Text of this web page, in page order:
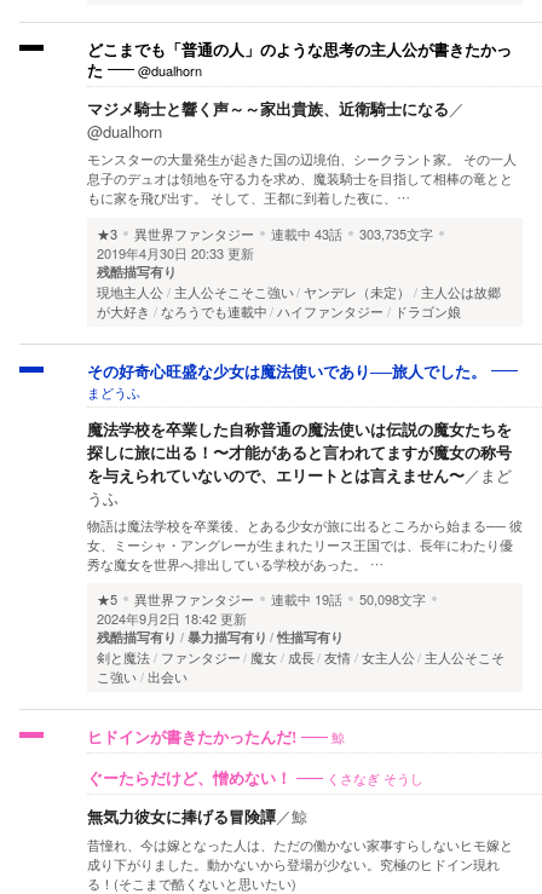
どこまでも「普通の人」のような思考の主人公が書きたかっ
た
@dualhorn
マジメ騎士と響く声～～家出貴族、近衛騎士になる／
@dualhorn
モンスターの大量発生が起きた国の辺境伯、シークラント家。 その一人
息子のデュオは領地を守る力を求め、魔装騎士を目指して相棒の竜とと
もに家を飛び出す。 そして、王都に到着した夜に、…
★3
異世界ファンタジー 連載中 43話
303,735文字
2019年4月30日 20:33 更新
残酷描写有り
現地主人公 主人公そこそこ強い ヤンデレ（未定）
主人公は故郷
が大好き
なろうでも連載中 ハイファンタジー ドラゴン娘
その好奇心旺盛な少女は魔法使いであり──旅人でした。
まどうふ
魔法学校を卒業した自称普通の魔法使いは伝説の魔女たちを
探しに旅に出る！〜才能があると言われてますが魔女の称号
を与えられていないので、エリートとは言えません〜／ まど
うふ
物語は魔法学校を卒業後、とある少女が旅に出るところから始まる── 彼
女、ミーシャ・アングレーが生まれたリース王国では、長年にわたり優
秀な魔女を世界へ排出している学校があった。 …
★5
異世界ファンタジー 連載中 19話
50,098文字
2024年9月2日 18:42 更新
残酷描写有り 暴力描写有り 性描写有り
剣と魔法 ファンタジー 魔女 成長 友情 女主人公 主人公そこそ
こ強い 出会い
ヒドインが書きたかったんだ! 鯨
ぐーたらだけど、憎めない！ くさなぎ そうし
無気力彼女に捧げる冒険譚／鯨
昔憧れ、今は嫁となった人は、ただの働かない家事すらしないヒモ嫁と
成り下がりました。動かないから登場が少ない。究極のヒドイン現れ
る！(そこまで酷くないと思いたい)